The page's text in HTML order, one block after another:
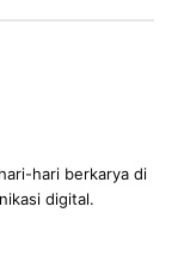
hari berkarya di
digital.